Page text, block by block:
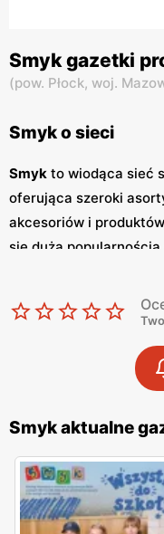
Smyk gazetki
(pow. Płock, woj.
Smyk o sieci
Smyk to wiodąca sieć
oferująca szeroki
akcesoriów i
się dużą
poszukujących
przystępnych
niskich
są
informacje o
promocje i planować
okazji cenowych. Oferta
produktów, od odzieży
edukacyjne, aż po
Smykstawia na
Smyk aktualne